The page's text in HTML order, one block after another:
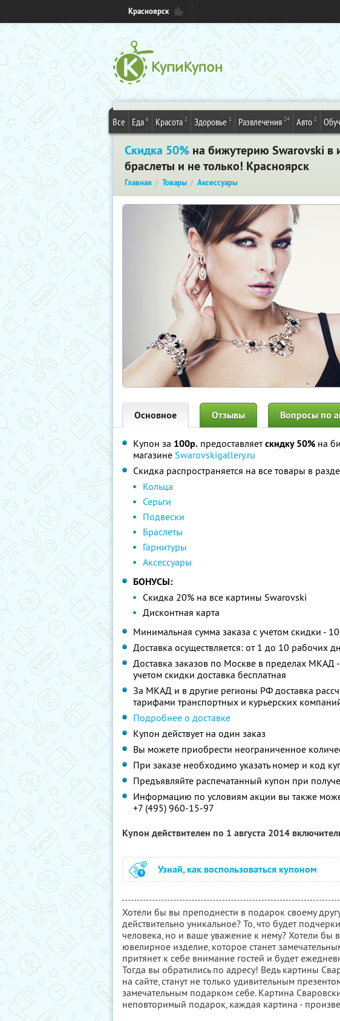
Красноярск
Все Еда 6 Красота 2 Здоровье 1 Развлечения 24 Авто 1
Скидка 50% на бижутерию Swarovski в
браслеты и не только! Красноярск
Главная Товары Аксессуары
Основное Отзывы Вопросы по
Купон за 100р. предоставляетскидку 50% на
магазине Swarovskigallery.ru
Скидка распространяется на все товары в
Кольца
Серьги
Подвески
Браслеты
Гарнитуры
Аксессуары
БОНУСЫ:
Скидка 20% на все картины Swarovski
Дисконтная карта
Минимальная сумма заказа с учетом скидки -
Доставка осуществляется: от 1 до 10 рабочих
Доставка заказов по Москве в пределах МКАД
учетом скидки доставка бесплатная
За МКАД и в другие регионы РФ доставка
тарифами транспортных и курьерских
Подробнее о доставке
Купон действует на один заказ
Вы можете приобрести неограниченное
При заказе необходимо указать номер и код
Предъявляйте распечатанный купон при
Информацию по условиям акции вы также
+7 (495) 960-15-97
Купон действителен по 1 августа 2014
Узнай, как воспользоваться купоном
Хотели бы вы преподнести в подарок своему
действительно уникальное? То, что будет
человека, но и ваше уважение к нему? Хотели бы
ювелирное изделие, которое станет
притянет к себе внимание гостей и будет
Тогда вы обратились по адресу! Ведь картины
на сайте, станут не только удивительным
замечательным подарком себе. Картина
неповторимый подарок, каждая картина -